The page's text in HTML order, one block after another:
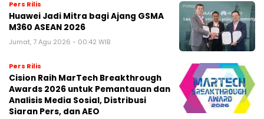
Pers Rilis
Huawei Jadi Mitra bagi Ajang GSMA
M360 ASEAN 2026
Jumat, 7 Agu 2026 - 00:42 WIB
Pers Rilis
Cision Raih MarTech Breakthrough
Awards 2026 untuk Pemantauan dan
Analisis Media Sosial, Distribusi
Siaran Pers, dan AEO